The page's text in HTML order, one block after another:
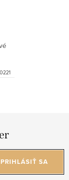
PRIHLÁSIŤ SA